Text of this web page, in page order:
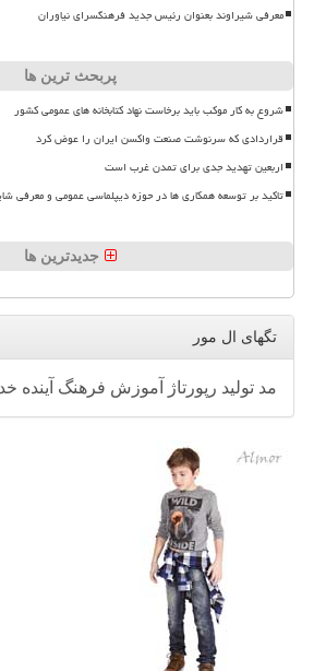
معرفی شیراوند بعنوان رئیس جدید فرهنگسرای نیاوران
پربحث ترین ها
شروع به کار موکب باید برخاست نهاد کتابخانه های عمومی کشور
قراردادی که سرنوشت صنعت واکسن ایران را عوض کرد
اربعین تهدید جدی برای تمدن غرب است
تاکید بر توسعه همکاری ها در حوزه دیپلماسی عمومی و معرفی
جدیدترین ها
تگهای ال مور
مد تولید رپورتاژ آموزش فرهنگ آینده